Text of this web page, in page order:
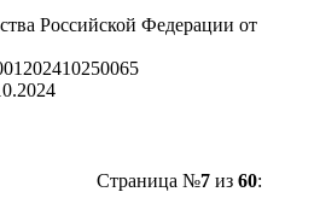
Российской Федерации от
Страница №7из 60: